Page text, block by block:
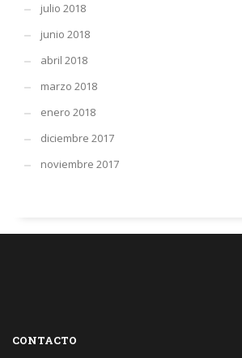
julio 2018
junio 2018
abril 2018
marzo 2018
enero 2018
diciembre 2017
noviembre 2017
CONTACTO